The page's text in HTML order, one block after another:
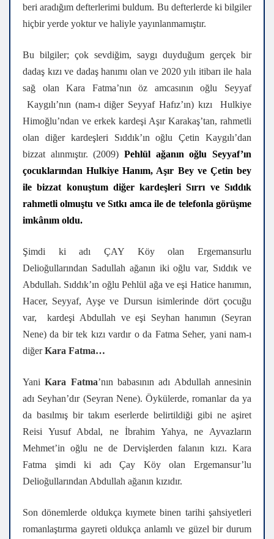
beri aradığım defterlerimi buldum. Bu defterlerde ki bilgiler
hiçbir yerde yoktur ve haliyle yayınlanmamıştır.
Bu bilgiler; çok sevdiğim, saygı duyduğum gerçek bir
dadaş kızı ve dadaş hanımı olan ve 2020 yılı itibarı ile hala
sağ olan Kara Fatma’nın öz amcasının oğlu Seyyaf
Kaygılı’nın (nam-ı diğer Seyyaf Hafız’ın) kızı Hulkiye
Himoğlu’ndan ve erkek kardeşi Aşır Karakaş’tan, rahmetli
olan diğer kardeşleri Sıddık’ın oğlu Çetin Kaygılı’dan
bizzat alınmıştır. (2009) Pehlül ağanın oğlu Seyyaf’ın
çocuklarından Hulkiye Hanım, Aşır Bey ve Çetin bey
ile bizzat konuştum diğer kardeşleri Sırrı ve Sıddık
rahmetli olmuştu ve Sıtkı amca ile de telefonla görüşme
imkânım oldu.
Şimdi ki adı ÇAY Köy olan Ergemansurlu
Delioğullarından Sadullah ağanın iki oğlu var, Sıddık ve
Abdullah. Sıddık’ın oğlu Pehlül ağa ve eşi Hatice hanımın,
Hacer, Seyyaf, Ayşe ve Dursun isimlerinde dört çocuğu
var, kardeşi Abdullah ve eşi Seyhan hanımın (Seyran
Nene) da bir tek kızı vardır o da Fatma Seher, yani nam-ı
diğerKara Fatma…
YaniKara Fatma’nın babasının adı Abdullah annesinin
adı Seyhan’dır (Seyran Nene). Öykülerde, romanlar da ya
da basılmış bir takım eserlerde belirtildiği gibi ne aşiret
Reisi Yusuf Abdal, ne İbrahim Yahya, ne Ayvazların
Mehmet’in oğlu ne de Dervişlerden falanın kızı. Kara
Fatma şimdi ki adı Çay Köy olan Ergemansur’lu
Delioğullarından Abdullah ağanın kızıdır.
Son dönemlerde oldukça kıymete binen tarihi şahsiyetleri
romanlaştırma gayreti oldukça anlamlı ve güzel bir durum